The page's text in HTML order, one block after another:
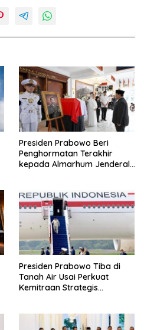
Presiden Prabowo Beri
Penghormatan Terakhir
kepada Almarhum Jenderal
Presiden Prabowo Tiba di
Tanah Air Usai Perkuat
Kemitraan Strategis